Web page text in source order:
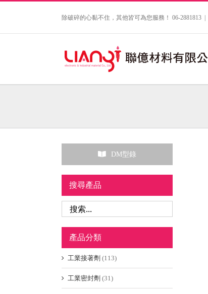
除破碎的心黏不住，其他皆可為您服務！ 06-2881813 |
DM型錄
搜尋產品
產品分類
工業接著劑 (113)
工業密封劑 (31)